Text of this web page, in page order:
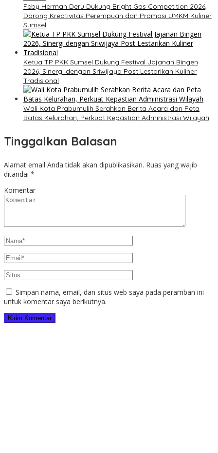
Feby Herman Deru Dukung Bright Gas Competition 2026,
Dorong Kreativitas Perempuan dan Promosi UMKM Kuliner
Sumsel
Ketua TP PKK Sumsel Dukung Festival Jajanan Bingen
2026, Sinergi dengan Sriwijaya Post Lestarikan Kuliner
Tradisional
Wali Kota Prabumulih Serahkan Berita Acara dan Peta
Batas Kelurahan, Perkuat Kepastian Administrasi Wilayah
Tinggalkan Balasan
Alamat email Anda tidak akan dipublikasikan. Ruas yang wajib
ditandai *
Komentar
Simpan nama, email, dan situs web saya pada peramban ini
untuk komentar saya berikutnya.